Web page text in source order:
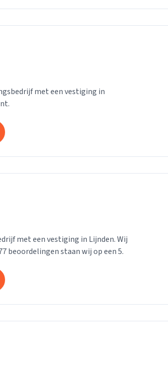
met een vestiging in
met een vestiging in Lijnden. Wij
beoordelingen staan wij op een 5.